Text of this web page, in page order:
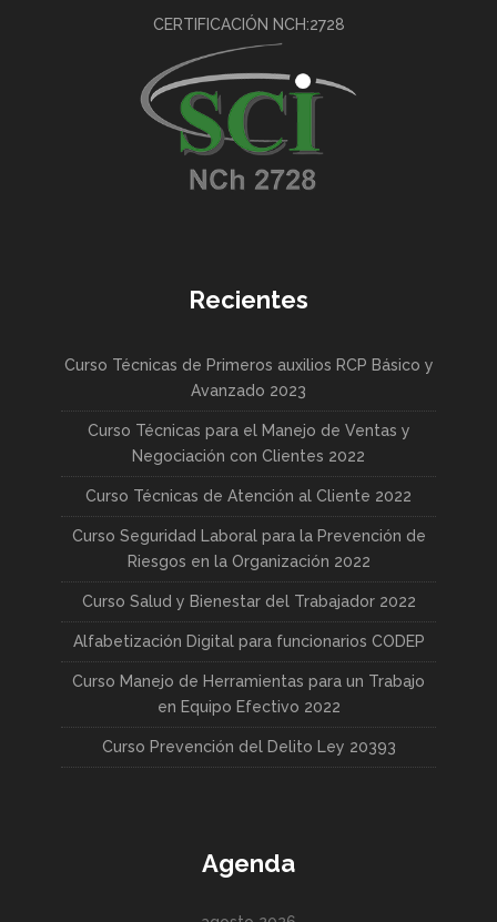
CERTIFICACIÓN NCH:2728
Recientes
Curso Técnicas de Primeros auxilios RCP Básico y
Avanzado 2023
Curso Técnicas para el Manejo de Ventas y
Negociación con Clientes 2022
Curso Técnicas de Atención al Cliente 2022
Curso Seguridad Laboral para la Prevención de
Riesgos en la Organización 2022
Curso Salud y Bienestar del Trabajador 2022
Alfabetización Digital para funcionarios CODEP
Curso Manejo de Herramientas para un Trabajo
en Equipo Efectivo 2022
Curso Prevención del Delito Ley 20393
Agenda